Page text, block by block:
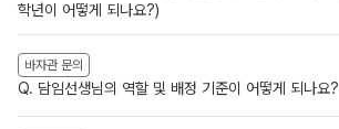
학년이 어떻게 되나요?)
바자관 문의
Q. 담임선생님의 역할 및 배정 기준이 어떻게 되나요?